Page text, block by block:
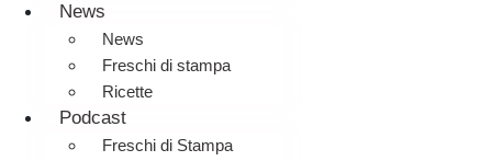
News
News
Freschi di stampa
Ricette
Podcast
Freschi di Stampa